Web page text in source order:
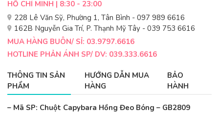
HỒ CHÍ MINH | 8:30 - 23:00
228 Lê Văn Sỹ, Phường 1, Tân Bình - 097 989 6616
162B Nguyễn Gia Trí, P. Thạnh Mỹ Tây - 039 753 6616
MUA HÀNG BUÔN/ SỈ: 03.9797.6616
HOTLINE PHẢN ÁNH SP/ DV: 039.333.6616
THÔNG TIN SẢN
PHẨM
HƯỚNG DẪN MUA
HÀNG
BẢO
HÀNH
– Mã SP: Chuột Capybara Hồng Đeo Bóng – GB2809